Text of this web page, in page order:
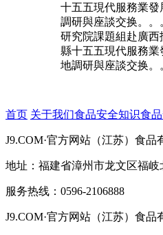
十五五現代服務業
調研與座談交换。
研究院課題組赴廣
縣十五五現代服務
地調研與座談交换。
首页 关于我们食品安全知识食
J9.COM·官方网站（江苏）食品
地址：福建省漳州市龙文区福岐
服务热线：0596-2106888
J9.COM·官方网站（江苏）食品